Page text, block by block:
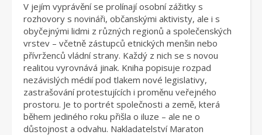
V jejím vyprávění se prolínají osobní zážitky s
rozhovory s novináři, občanskými aktivisty, ale i s
obyčejnými lidmi z různých regionů a společenských
vrstev – včetně zástupců etnických menšin nebo
přívrženců vládní strany. Každý z nich se s novou
realitou vyrovnává jinak. Kniha popisuje rozpad
nezávislých médií pod tlakem nové legislativy,
zastrašování protestujících i proměnu veřejného
prostoru. Je to portrét společnosti a země, která
během jediného roku přišla o iluze – ale ne o
důstojnost a odvahu. Nakladatelství Maraton